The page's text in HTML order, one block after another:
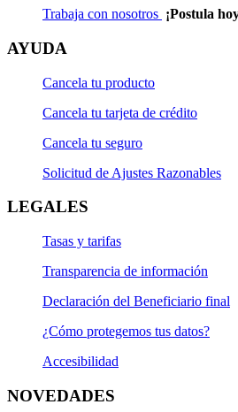
Trabaja con nosotros ¡Postula
AYUDA
Cancela tu producto
Cancela tu tarjeta de crédito
Cancela tu seguro
Solicitud de Ajustes Razonables
LEGALES
Tasas y tarifas
Transparencia de información
Declaración del Beneficiario final
¿Cómo protegemos tus datos?
Accesibilidad
NOVEDADES